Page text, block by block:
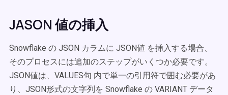
JASON 値の挿入
Snowflake の JSON カラムに JSON値 を挿入する場合、
そのプロセスには追加のステップがいくつか必要です。
JSON値は、VALUES句 内で単一の引用符で囲む必要があ
り、JSON形式の文字列を Snowflake の VARIANT データ